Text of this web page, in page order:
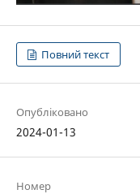
Повний текст
Опубліковано
2024-01-13
Номер